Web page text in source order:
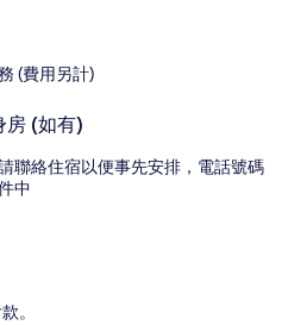
(費用另計)
房 (如有)
聯絡住宿以便事先安排，電話號碼
中
。